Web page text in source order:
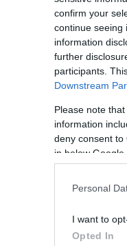
confirm your
continue seeing
information
further
participants.
Downstream
Please note
information
deny consent to
in below Google
Personal
I want to
Opted In
PARA